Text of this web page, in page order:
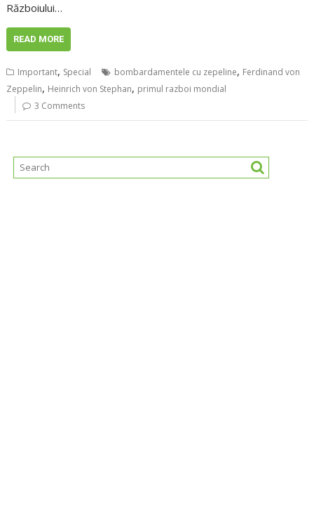
Războiului…
READ MORE
Important, Special bombardamentele cu zepeline, Ferdinand von
Zeppelin, Heinrich von Stephan, primul razboi mondial
3 Comments